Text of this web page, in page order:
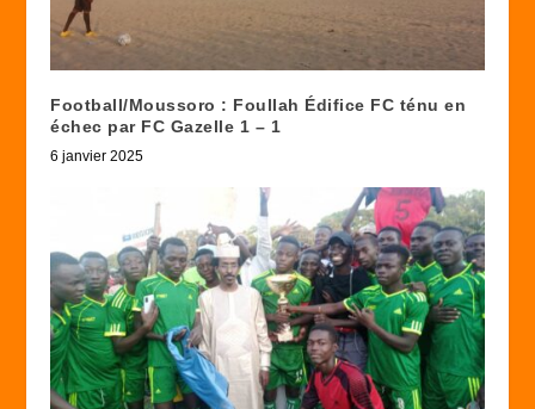
Football/Moussoro : Foullah Édifice FC ténu en
échec par FC Gazelle 1 – 1
6 janvier 2025